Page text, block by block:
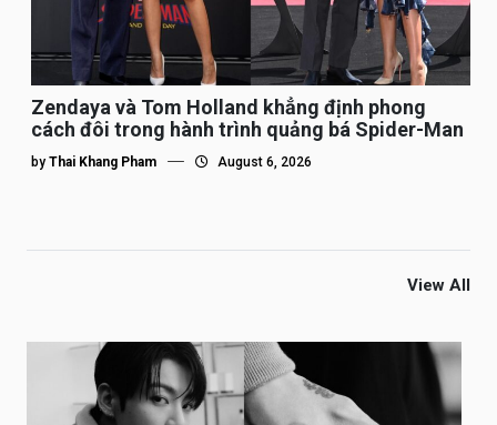
Zendaya và Tom Holland khẳng định phong
cách đôi trong hành trình quảng bá Spider-Man
by Thai Khang Pham August 6, 2026
View All